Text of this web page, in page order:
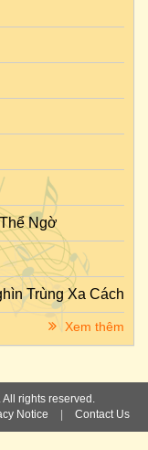
Ngờ
Trùng Xa Cách
Xem thêm
rights reserved.
Notice Contact Us